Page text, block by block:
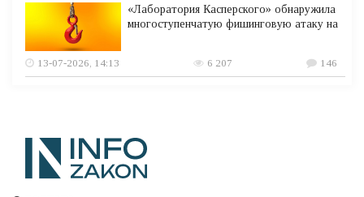
«Лаборатория Касперского» обнаружила
многоступенчатую фишинговую атаку на
13-07-2026, 14:13 6 207 146